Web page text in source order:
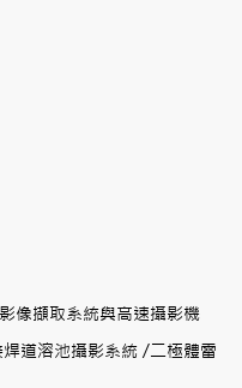
像擷取系統與高速攝影機
道溶池攝影系統 /二極體雷